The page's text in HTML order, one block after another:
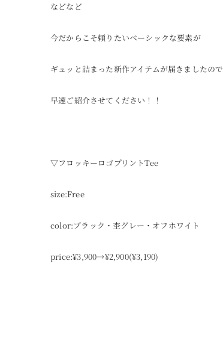
などなど
今だからこそ頼りたいベーシックな要素が
ギュッと詰まった新作アイテムが届きましたので
早速ご紹介させてください！！
▽フロッキーロゴプリントTee
size:Free
color:ブラック・杢グレー・オフホワイト
price:¥3,900→¥2,900(¥3,190)